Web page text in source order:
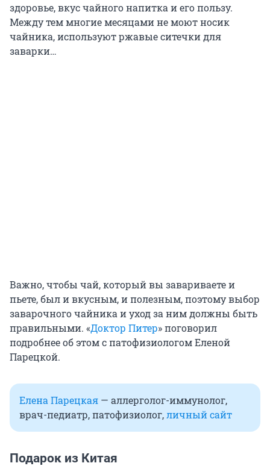
здоровье, вкус чайного напитка и его пользу.
Между тем многие месяцами не моют носик
чайника, используют ржавые ситечки для
заварки…
Важно, чтобы чай, который вы завариваете и
пьете, был и вкусным, и полезным, поэтому выбор
заварочного чайника и уход за ним должны быть
правильными. «Доктор Питер» поговорил
подробнее об этом с патофизиологом Еленой
Парецкой.
Елена Парецкая — аллерголог-иммунолог,
врач-педиатр, патофизиолог,личный сайт
Подарок из Китая